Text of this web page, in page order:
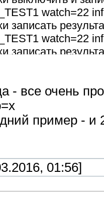
watch=22
записать
watch=22
записать
- все очень
пример - и
01:56]